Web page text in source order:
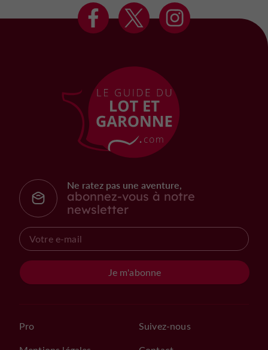
Ne ratez pas une aventure,
abonnez-vous à notre
newsletter
Je m'abonne
Pro
Suivez-nous